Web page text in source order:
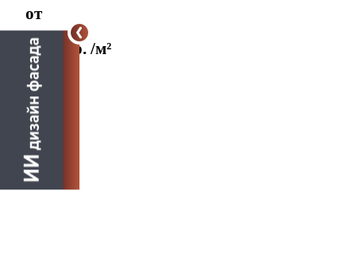
от
370
руб. /м²
Подробнее